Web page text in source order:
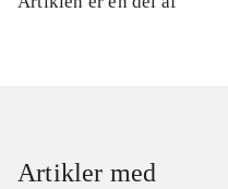
Artikler med